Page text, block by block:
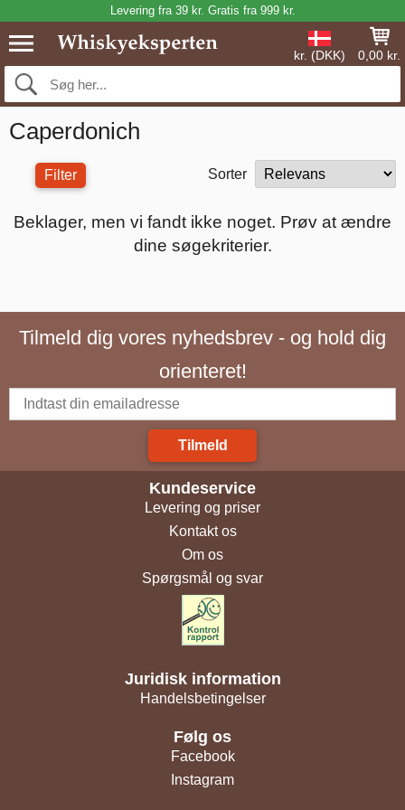
Levering fra 39 kr. Gratis fra 999 kr.
kr. (DKK) 0,00 kr.
Caperdonich
Filter Sorter
Beklager, men vi fandt ikke noget. Prøv at ændre
dine søgekriterier.
Tilmeld dig vores nyhedsbrev - og hold dig
orienteret!
Tilmeld
Kundeservice
Levering og priser
Kontakt os
Om os
Spørgsmål og svar
Juridisk information
Handelsbetingelser
Følg os
Facebook
Instagram